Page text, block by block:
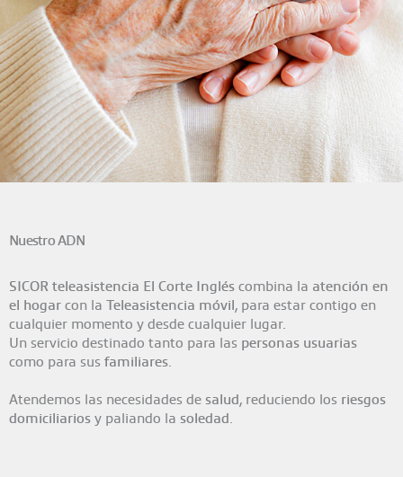
Nuestro ADN
SICOR teleasistencia El Corte Inglés combina la atención en
el hogar con la Teleasistencia móvil, para estar contigo en
cualquier momento y desde cualquier lugar.
Un servicio destinado tanto para las personas usuarias
como para sus familiares.
Atendemos las necesidades de salud, reduciendo los riesgos
domiciliarios y paliando la soledad.